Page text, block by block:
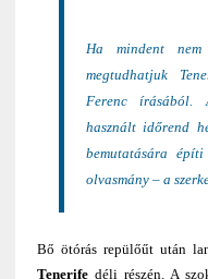
Ha mindent
megtudhatjuk
Ferenc írásából.
használt időrend
bemutatására
olvasmány – a
Bő ötórás repülőűt után
Tenerifedéli részén. A